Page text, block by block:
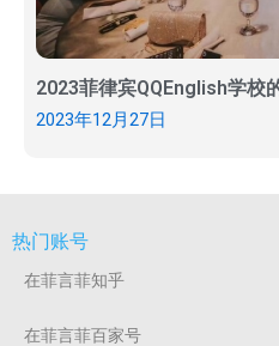
2023菲律宾QQEnglish学校
2023年12月27日
热门账号
在菲言菲知乎
在菲言菲百家号